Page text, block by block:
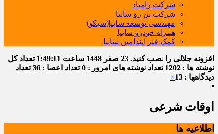
شرکت زامیاد
شرکت بن رو سایپا
مهندسی توسعه سایپا(سیکو)
همراه خودرو سایپا
کمک فنر ایندامین سایپا
افزونه جلالی را نصب کنید. 23 صفر 1448 ساعت 1:49:12 تعداد کل
نوشته ها : 1202
تعداد نوشته های امروز : 0 تعداد اعضا : 36
تعداد
دیدگاهها : 13
×
اوقات شرعی
اطلاعیه ها